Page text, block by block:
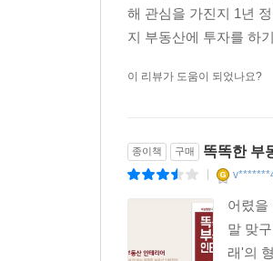
생기지 않도록 하면서 셀
실전에 적용 가능한 부동산
해 관심을 가진지 1년
지 부동산에 투자를 하
이 리뷰가 도움이 되었나요?
종이책 구매 똑똑한 부
어렸을
말 맞
래'의